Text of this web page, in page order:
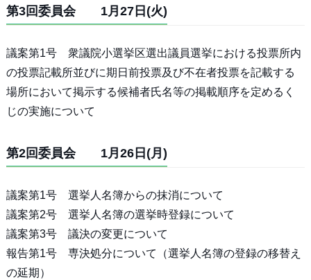
第3回委員会 1月27日(火)
議案第1号 衆議院小選挙区選出議員選挙における投票所内
の投票記載所並びに期日前投票及び不在者投票を記載する
場所において掲示する候補者氏名等の掲載順序を定めるく
じの実施について
第2回委員会 1月26日(月)
議案第1号 選挙人名簿からの抹消について
議案第2号 選挙人名簿の選挙時登録について
議案第3号 議決の変更について
報告第1号 専決処分について（選挙人名簿の登録の移替え
の延期）